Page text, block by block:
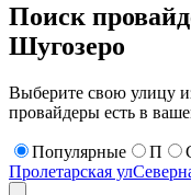
Поиск
Шугозеро
Выберите свою улицу
провайдеры есть в
Популярные П
Пролетарская ул